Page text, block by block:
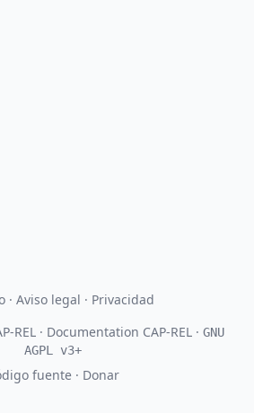
· Aviso legal · Privacidad
REL· Documentation CAP-REL · GNU
AGPL v3+
fuente · Donar